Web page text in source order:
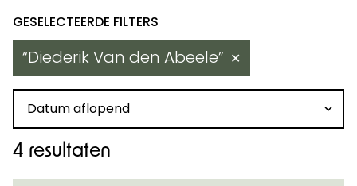
Resultaten
Diederik Van den Abeele ✕
Sorteren op datum
4 resultaten